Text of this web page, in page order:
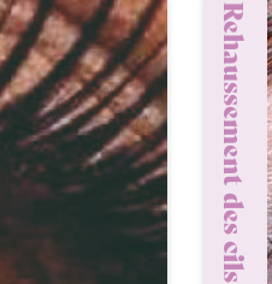
Rehaussement des cils